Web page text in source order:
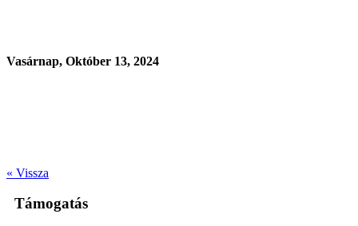
Vasárnap, Október 13, 2024
« Vissza
Támogatás